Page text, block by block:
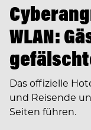
WLAN:
Das offizielle
und Reisende
Seiten führen.